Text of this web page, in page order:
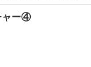
ーンルーム内でのお仕
イカー通勤可！《山梨
...
ャー④